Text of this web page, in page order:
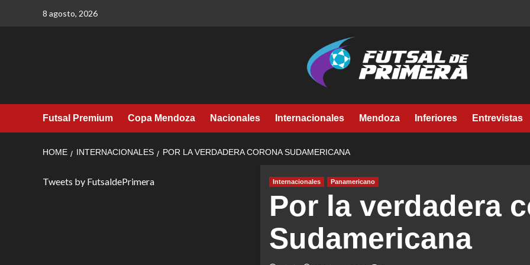
8 agosto, 2026
Futsal Premium Copa Mendoza Nacionales Internacionales Mendoza Inferiores Entrevistas
HOME INTERNACIONALES POR LA VERDADERA CORONA SUDAMERICANA
Internacionales Panamericano
Por la verdadera
Sudamericana
Tweets by FutsaldePrimera